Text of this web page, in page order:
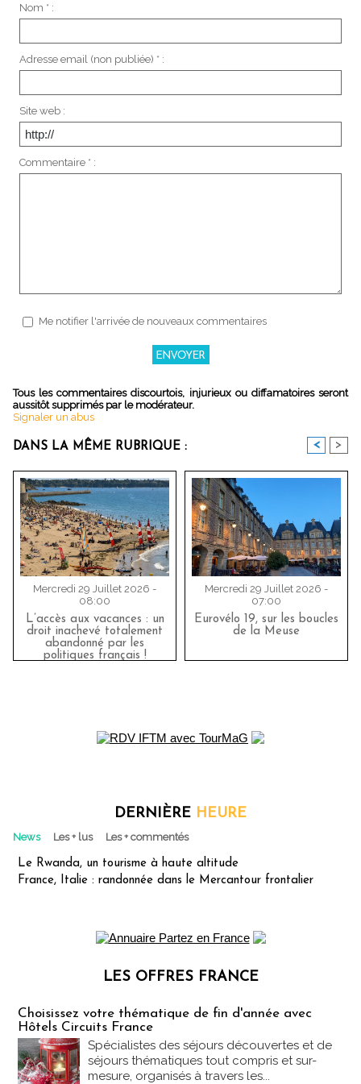
Nom * :
Adresse email (non publiée) * :
Site web :
Commentaire * :
Me notifier l'arrivée de nouveaux commentaires
Tous les commentaires discourtois, injurieux ou diffamatoires seront
aussitôt supprimés par le modérateur.
Signaler un abus
DANS LA MÊME RUBRIQUE : < >
Mercredi 29 Juillet 2026 -
08:00
L’accès aux vacances : un
droit inachevé totalement
abandonné par les
politiques français !
Mercredi 29 Juillet 2026 -
07:00
Eurovélo 19, sur les boucles
de la Meuse
DERNIÈRE HEURE
News Les + lus Les + commentés
Le Rwanda, un tourisme à haute altitude
France, Italie : randonnée dans le Mercantour frontalier
LES OFFRES FRANCE
Choisissez votre thématique de fin d'année avec
Hôtels Circuits France
Spécialistes des séjours découvertes et de
séjours thématiques tout compris et sur-
mesure, organisés à travers les...